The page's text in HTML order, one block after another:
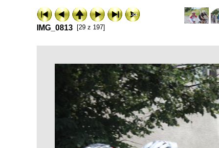
IMG_0813 [29 z 197]
ExhibitPlus